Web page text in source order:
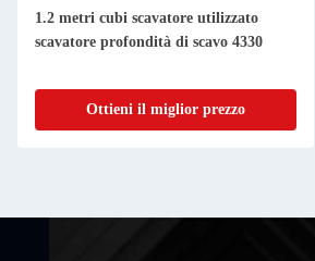
1.2 metri cubi scavatore utilizzato
scavatore profondità di scavo 4330
Ottieni il miglior prezzo